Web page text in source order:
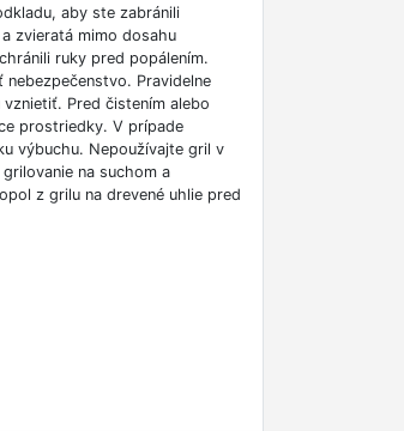
aby ste zabránili
zvieratá mimo dosahu
ruky pred popálením.
Pravidelne
Pred čistením alebo
prostriedky. V prípade
výbuchu. Nepoužívajte gril v
na suchom a
z grilu na drevené uhlie pred